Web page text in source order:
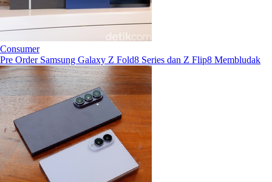
Consumer
Pre Order Samsung Galaxy Z Fold8 Series dan Z Flip8 Membludak